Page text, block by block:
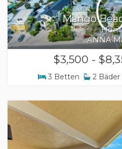
Mango
ANNA
$3,500 -
3 Betten 2Bäder